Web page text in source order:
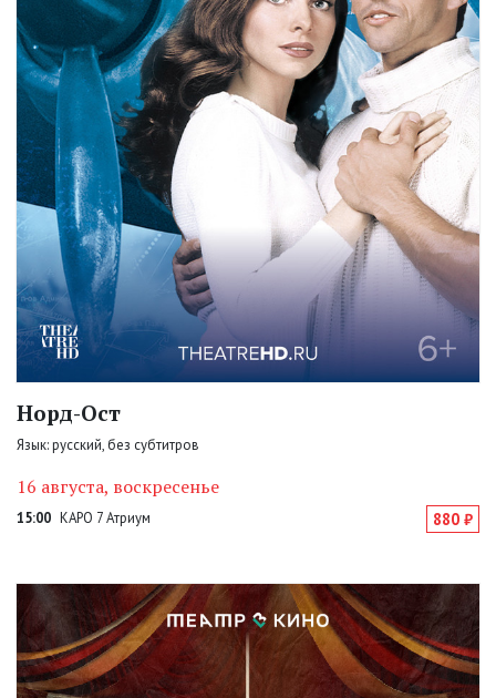
Норд-Ост
Язык: русский, без субтитров
16 августа, воскресенье
15:00 КАРО 7 Атриум 880 ₽